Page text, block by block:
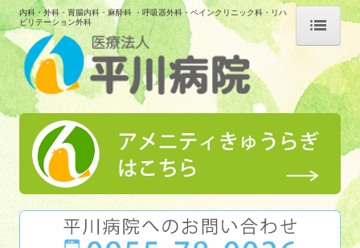
トップ
平川病院
ご挨拶・病院概要
病院紹介
厚生労働大臣が定める掲示事項
内科・外科・胃腸内科・麻酔科 ・呼吸器外科・ペインクリニック科・リハ
ビリテーション外科